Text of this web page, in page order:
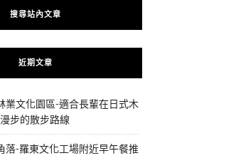
搜尋站內文章
近期文章
業文化園區-適合長輩在日式木
步的散步路線
落-羅東文化工場附近早午餐推